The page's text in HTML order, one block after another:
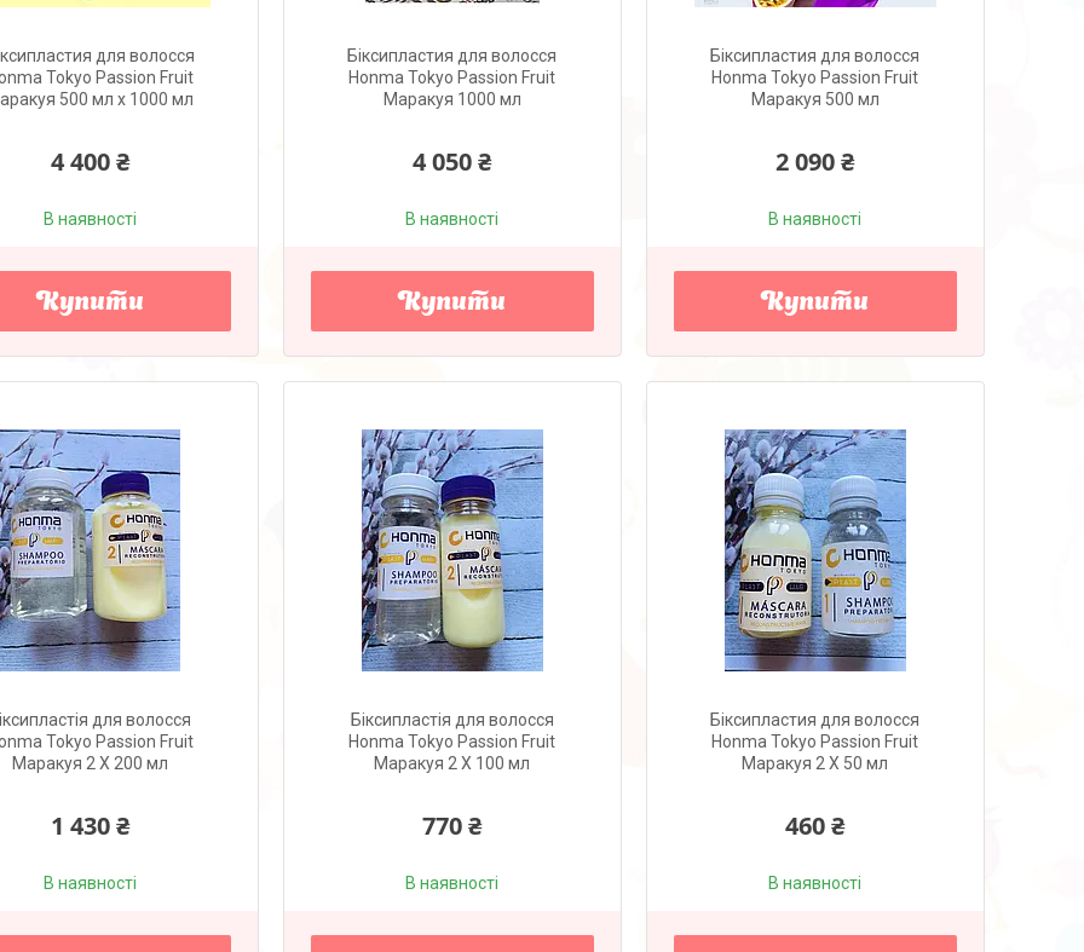
для волосся
Tokyo Passion Fruit
500 мл x 1000 мл
4 400 ₴
В наявності
Купити
Біксипластия для волосся
Honma Tokyo Passion Fruit
Маракуя 1000 мл
4 050 ₴
В наявності
Купити
Біксипластия для волосся
Honma Tokyo Passion Fruit
Маракуя 500 мл
2 090 ₴
В наявності
Купити
для волосся
Tokyo Passion Fruit
Маракуя 2 X 200 мл
1 430 ₴
В наявності
Біксипластія для волосся
Honma Tokyo Passion Fruit
Маракуя 2 X 100 мл
770 ₴
В наявності
Біксипластия для волосся
Honma Tokyo Passion Fruit
Маракуя 2 X 50 мл
460 ₴
В наявності